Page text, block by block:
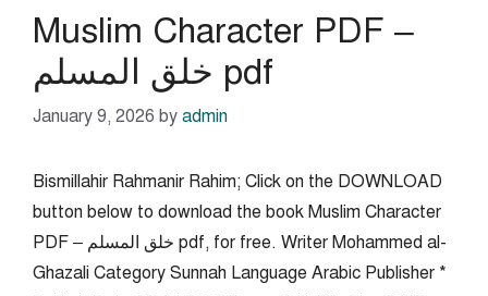
Muslim Character PDF –
خلق المسلم pdf
January 9, 2026 by admin
Bismillahir Rahmanir Rahim; Click on the DOWNLOAD
button below to download the book Muslim Character
PDF – خلق المسلم pdf, for free. Writer Mohammed al-
Ghazali Category Sunnah Language Arabic Publisher *